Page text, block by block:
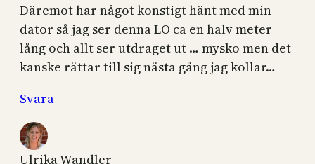
Däremot har något konstigt hänt med min
dator så jag ser denna LO ca en halv meter
lång och allt ser utdraget ut … mysko men det
kanske rättar till sig nästa gång jag kollar…
Svara
Ulrika Wandler